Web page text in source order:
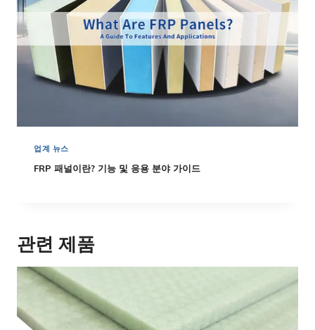
업계 뉴스
FRP 패널이란? 기능 및 응용 분야 가이드
관련 제품